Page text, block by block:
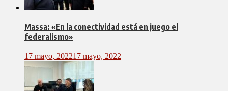
Massa: «En la conectividad está en juego el
federalismo»
17 mayo, 202217 mayo, 2022